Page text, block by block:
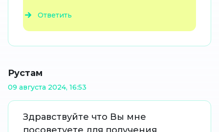
Ответить
Рустам
09 августа 2024, 16:53
Здравствуйте что Вы мне